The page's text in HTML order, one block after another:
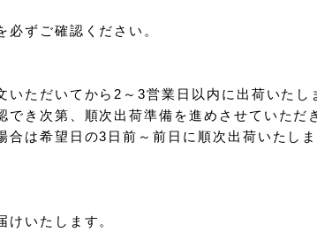
必ずご確認ください。
いただいてから2～3営業日以内に出荷いたし
き次第、順次出荷準備を進めさせていただ
は希望日の3日前～前日に順次出荷いたしま
けいたします。